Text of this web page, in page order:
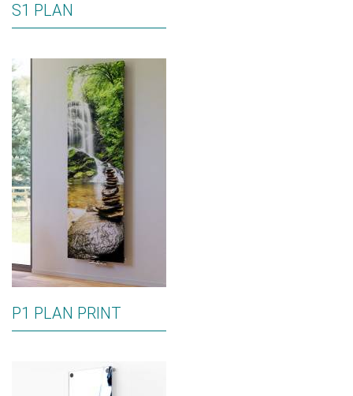
S1 PLAN
P1 PLAN PRINT